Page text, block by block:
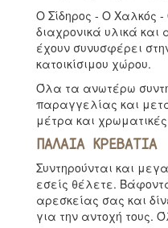
Ο Σίδηρος - Ο Χαλκός -
διαχρονικά υλικά
έχουν συνυσφέρει
κατοικίσιμου χώρου.
Όλα τα ανωτέρω
παραγγελίας και
μέτρα και χρωματικές
ΠΑΛΑΙΑ ΚΡΕΒΑΤΙΑ
Συντηρούνται και
εσείς θέλετε.
αρεσκείας σας και
για την αντοχή τους.